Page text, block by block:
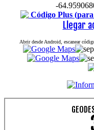
-
Código Plus
Llegar
Abrir desde Android, escanear